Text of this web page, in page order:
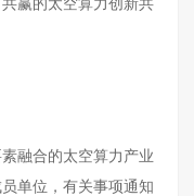
融合的太空算力产业
单位，有关事项通知